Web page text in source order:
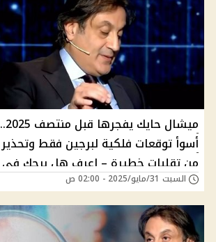
ميشال حايك يفجرها قبل منتصف 2025..
أسوأ توقعات فلكية لبرجين فقط وتحذير
من تقلبات خطيرة – اعرف هل برجك في
القائمة السوداء؟
السبت 31/مايو/2025 - 02:00 ص